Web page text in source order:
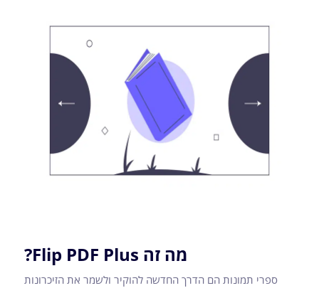
מה זה Flip PDF Plus?
ספרי תמונות הם הדרך החדשה להוקיר ולשמר את הזיכרונות